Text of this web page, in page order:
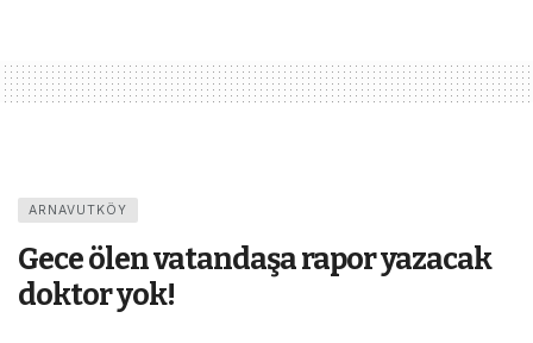
ARNAVUTKÖY
Gece ölen vatandaşa rapor yazacak
doktor yok!